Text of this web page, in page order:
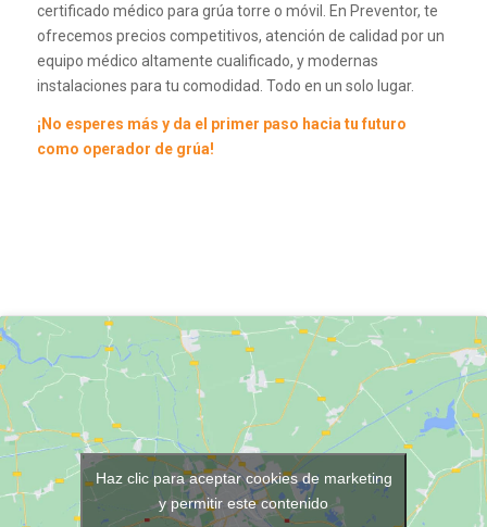
certificado médico para grúa torre o móvil. En Preventor, te
ofrecemos precios competitivos, atención de calidad por un
equipo médico altamente cualificado, y modernas
instalaciones para tu comodidad. Todo en un solo lugar.
¡No esperes más y da el primer paso hacia tu futuro
como operador de grúa!
Haz clic para aceptar cookies de marketing
y permitir este contenido